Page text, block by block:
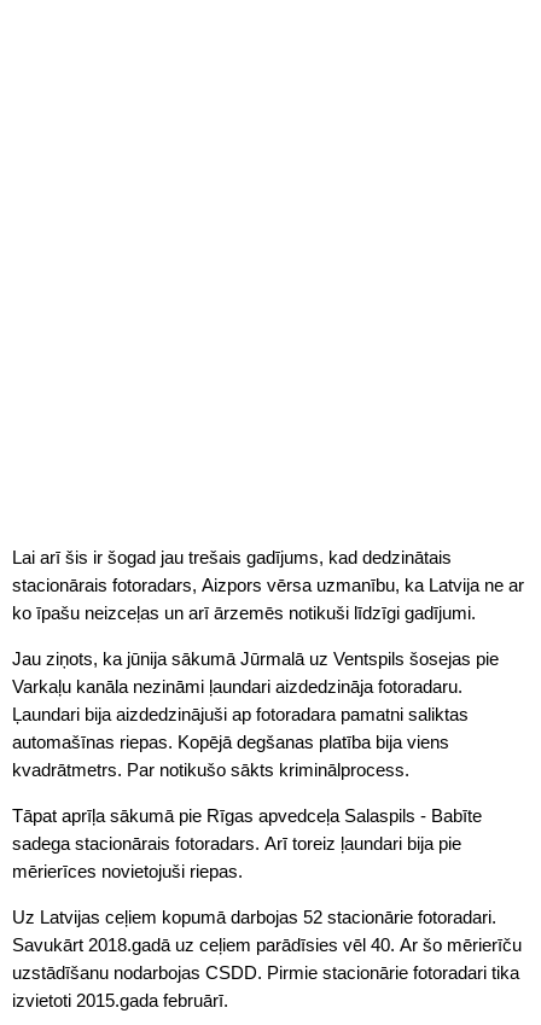
Lai arī šis ir šogad jau trešais gadījums, kad dedzinātais
stacionārais fotoradars, Aizpors vērsa uzmanību, ka Latvija ne ar
ko īpašu neizceļas un arī ārzemēs notikuši līdzīgi gadījumi.
Jau ziņots, ka jūnija sākumā Jūrmalā uz Ventspils šosejas pie
Varkaļu kanāla nezināmi ļaundari aizdedzināja fotoradaru.
Ļaundari bija aizdedzinājuši ap fotoradara pamatni saliktas
automašīnas riepas. Kopējā degšanas platība bija viens
kvadrātmetrs. Par notikušo sākts kriminālprocess.
Tāpat aprīļa sākumā pie Rīgas apvedceļa Salaspils - Babīte
sadega stacionārais fotoradars. Arī toreiz ļaundari bija pie
mērierīces novietojuši riepas.
Uz Latvijas ceļiem kopumā darbojas 52 stacionārie fotoradari.
Savukārt 2018.gadā uz ceļiem parādīsies vēl 40. Ar šo mērierīču
uzstādīšanu nodarbojas CSDD. Pirmie stacionārie fotoradari tika
izvietoti 2015.gada februārī.